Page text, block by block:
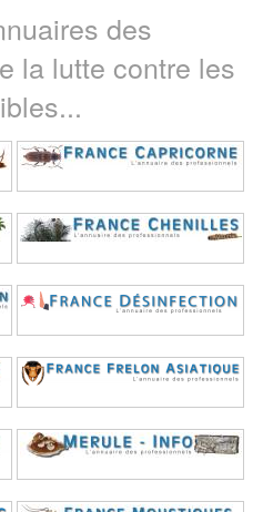
des
la lutte contre les